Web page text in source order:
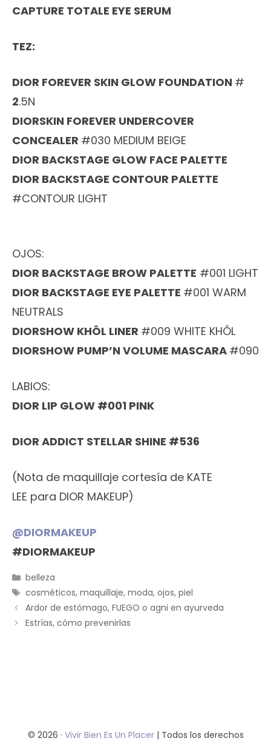
CAPTURE TOTALE EYE SERUM
TEZ:
DIOR FOREVER SKIN GLOW FOUNDATION #
2.5N
DIORSKIN FOREVER UNDERCOVER
CONCEALER #030 MEDIUM BEIGE
DIOR BACKSTAGE GLOW FACE PALETTE
DIOR BACKSTAGE CONTOUR PALETTE
#CONTOUR LIGHT
OJOS:
DIOR BACKSTAGE BROW PALETTE #001 LIGHT
DIOR BACKSTAGE EYE PALETTE #001 WARM
NEUTRALS
DIORSHOW KHÔL LINER #009 WHITE KHÔL
DIORSHOW PUMP’N VOLUME MASCARA #090
LABIOS:
DIOR LIP GLOW #001 PINK
DIOR ADDICT STELLAR SHINE #536
(Nota de maquillaje cortesía de KATE
LEE para DIOR MAKEUP)
@DIORMAKEUP
#DIORMAKEUP
Categorías
belleza
Etiquetas
cosméticos,maquillaje,moda,ojos,piel
Ardor de estómago, FUEGO o agni en ayurveda
Estrías, cómo prevenirlas
© 2026 · Vivir Bien Es Un Placer | Todos los derechos